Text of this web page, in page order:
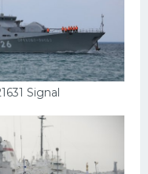
Signal